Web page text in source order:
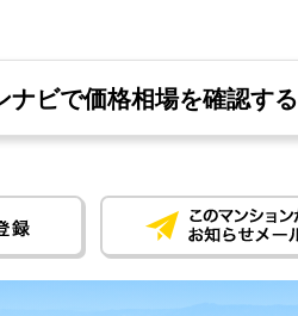
ナビで価格相場を確認する